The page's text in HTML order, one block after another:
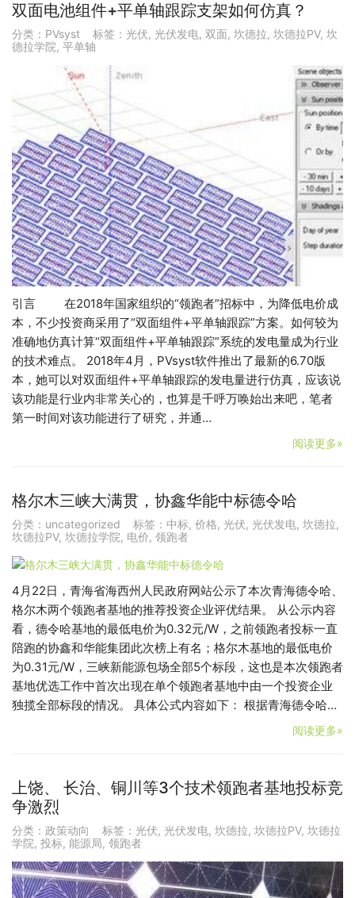
双面电池组件+平单轴跟踪支架如何仿真？
分类： PVsyst 标签： 光伏, 光伏发电, 双面, 坎德拉, 坎德拉PV, 坎
德拉学院, 平单轴
引言 在2018年国家组织的“领跑者”招标中，为降低电价成
本，不少投资商采用了“双面组件+平单轴跟踪”方案。如何较为
准确地仿真计算“双面组件+平单轴跟踪”系统的发电量成为行业
的技术难点。 2018年4月，PVsyst软件推出了最新的6.70版
本，她可以对双面组件+平单轴跟踪的发电量进行仿真，应该说
该功能是行业内非常关心的，也算是千呼万唤始出来吧，笔者
第一时间对该功能进行了研究，并通…
阅读更多»
格尔木三峡大满贯，协鑫华能中标德令哈
分类： uncategorized 标签： 中标, 价格, 光伏, 光伏发电, 坎德拉,
坎德拉PV, 坎德拉学院, 电价, 领跑者
4月22日，青海省海西州人民政府网站公示了本次青海德令哈、
格尔木两个领跑者基地的推荐投资企业评优结果。 从公示内容
看，德令哈基地的最低电价为0.32元/W，之前领跑者投标一直
陪跑的协鑫和华能集团此次榜上有名；格尔木基地的最低电价
为0.31元/W，三峡新能源包场全部5个标段，这也是本次领跑者
基地优选工作中首次出现在单个领跑者基地中由一个投资企业
独揽全部标段的情况。 具体公式内容如下： 根据青海德令哈…
阅读更多»
上饶、 长治、铜川等3个技术领跑者基地投标竞
争激烈
分类： 政策动向 标签： 光伏, 光伏发电, 坎德拉, 坎德拉PV, 坎德拉
学院, 投标, 能源局, 领跑者